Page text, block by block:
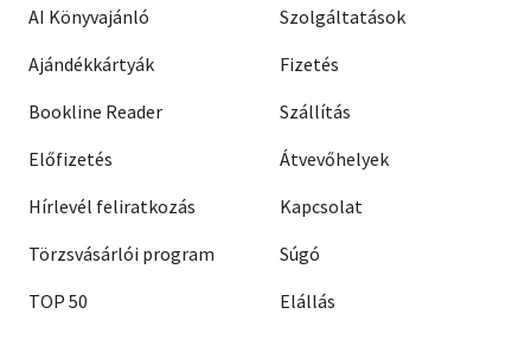
AI Könyvajánló
Ajándékkártyák
Bookline Reader
Előfizetés
Hírlevél feliratkozás
Törzsvásárlói program
TOP 50
Szolgáltatások
Fizetés
Szállítás
Átvevőhelyek
Kapcsolat
Súgó
Elállás